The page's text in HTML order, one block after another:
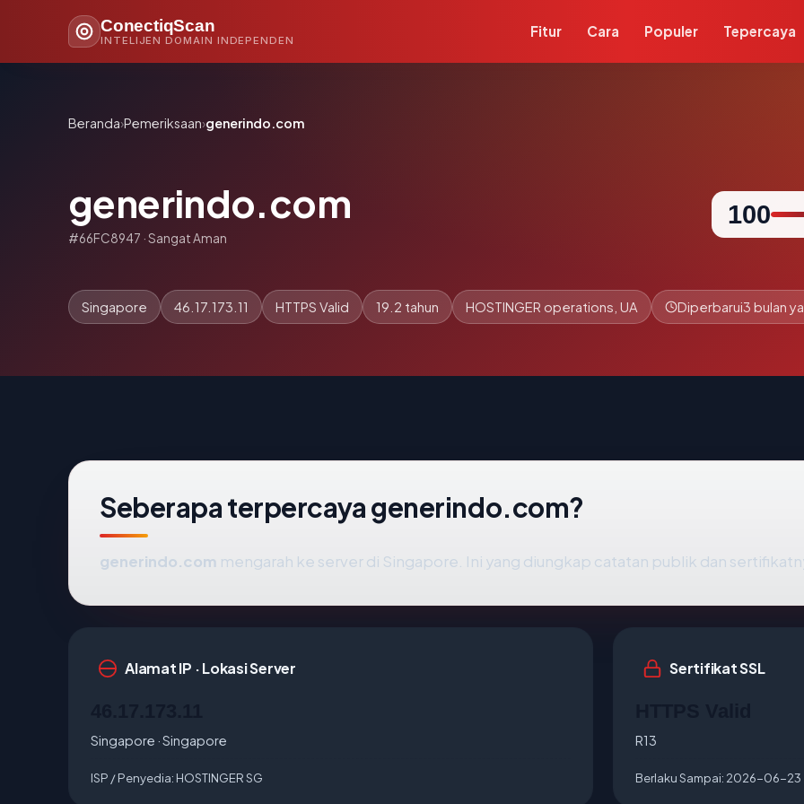
ConectiqScan
INTELIJEN DOMAIN INDEPENDEN
Fitur Cara Populer Tepercaya
Beranda›Pemeriksaan›generindo.com
generindo.com
#66FC8947 · Sangat Aman
100
Singapore 46.17.173.11 HTTPS Valid 19.2 tahun HOSTINGER operations, UA Diperbarui3 bulan
Seberapa terpercaya generindo.com?
generindo.com mengarah ke server di Singapore. Ini yang diungkap catatan publik dan
Alamat IP · Lokasi Server
Singapore · Singapore
ISP / Penyedia: HOSTINGER SG
Sertifikat SSL
R13
Berlaku Sampai: 2026-06-23